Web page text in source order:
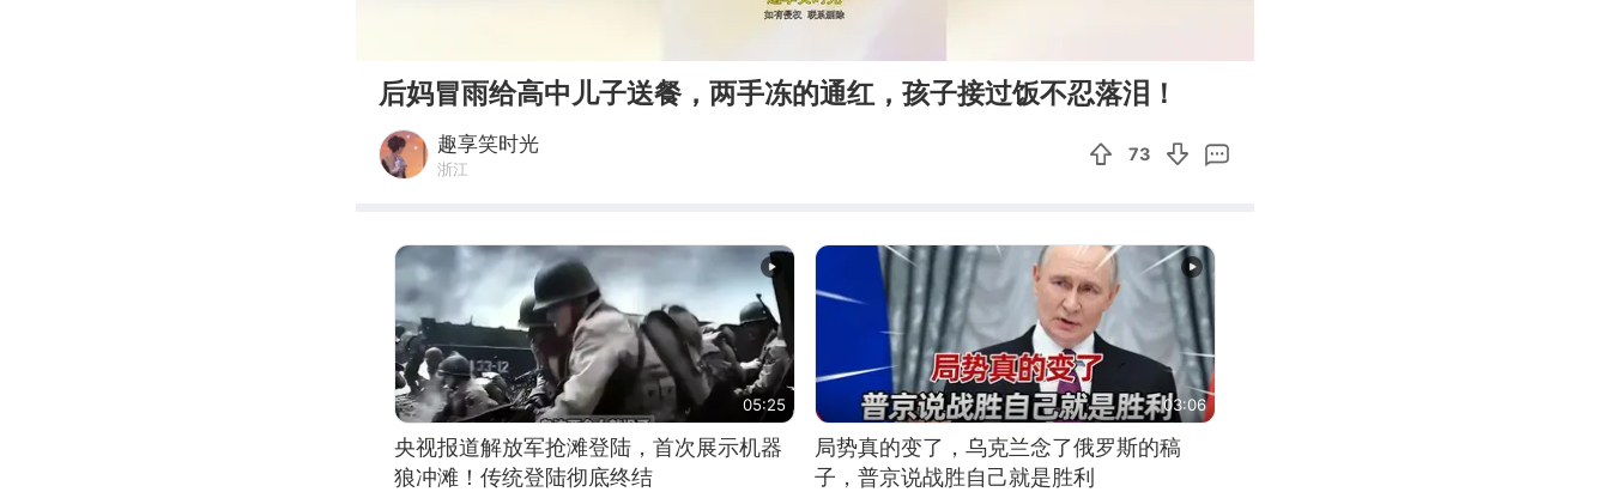
后妈冒雨给高中儿子送餐，两手冻的通红，孩子接过饭不忍落泪！
趣享笑时光
浙江
73
05:25
央视报道解放军抢滩登陆，首次展示机器
狼冲滩！传统登陆彻底终结
03:06
局势真的变了，乌克兰念了俄罗斯的稿
子，普京说战胜自己就是胜利